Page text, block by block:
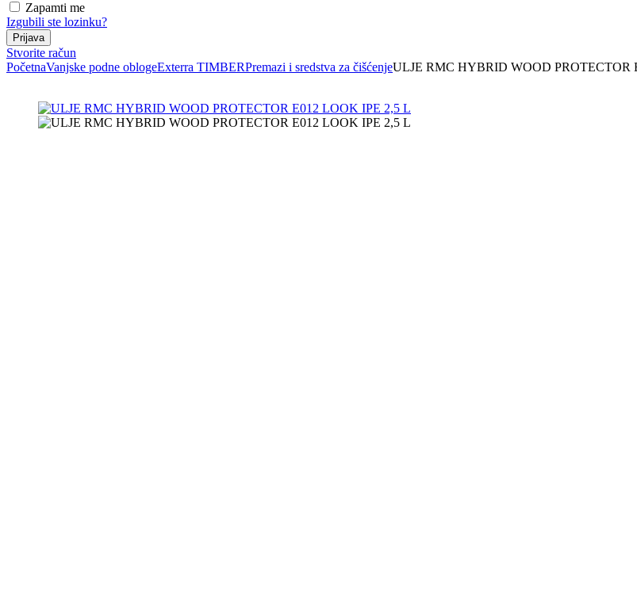
Zapamti me
Izgubili ste lozinku?
Stvorite račun
PočetnaVanjske podne oblogeExterra TIMBERPremazi i sredstva za čišćenjeULJE RMC HYBRID WOOD PROTECTOR